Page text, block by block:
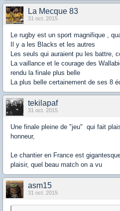
La Mecque 83
31 oct. 2015
Le rugby est un sport magnifique ,
Il y a les Blacks et les autres
Les seuls qui auraient pu les battre,
La vaillance et le courage des
rendu la finale plus belle
La plus belle certainement de ses 8
tekilapaf
31 oct. 2015
Une finale pleine de "jeu" qui fait
honneur,
Le chantier en France est
plaisir, quel beau match on a vu
asm15
31 oct. 2015